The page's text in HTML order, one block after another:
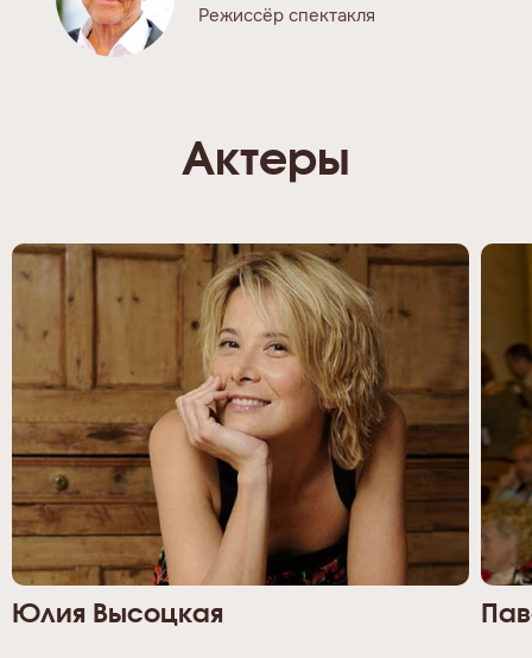
Режиссёр спектакля
Актеры
Юлия Высоцкая